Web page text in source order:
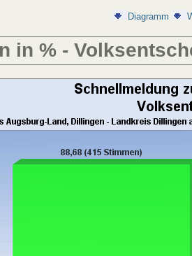
Diagramm
in % -